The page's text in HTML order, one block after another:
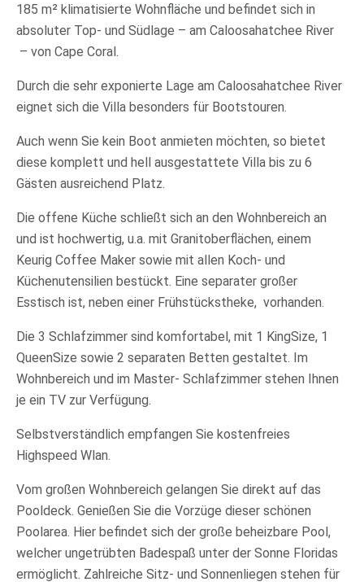
185 m² klimatisierte Wohnfläche und befindet sich in
absoluter Top- und Südlage – am Caloosahatchee River
– von Cape Coral.
Durch die sehr exponierte Lage am Caloosahatchee River
eignet sich die Villa besonders für Bootstouren.
Auch wenn Sie kein Boot anmieten möchten, so bietet
diese komplett und hell ausgestattete Villa bis zu 6
Gästen ausreichend Platz.
Die offene Küche schließt sich an den Wohnbereich an
und ist hochwertig, u.a. mit Granitoberflächen, einem
Keurig Coffee Maker sowie mit allen Koch- und
Küchenutensilien bestückt. Eine separater großer
Esstisch ist, neben einer Frühstückstheke, vorhanden.
Die 3 Schlafzimmer sind komfortabel, mit 1 KingSize, 1
QueenSize sowie 2 separaten Betten gestaltet. Im
Wohnbereich und im Master- Schlafzimmer stehen Ihnen
je ein TV zur Verfügung.
Selbstverständlich empfangen Sie kostenfreies
Highspeed Wlan.
Vom großen Wohnbereich gelangen Sie direkt auf das
Pooldeck. Genießen Sie die Vorzüge dieser schönen
Poolarea. Hier befindet sich der große beheizbare Pool,
welcher ungetrübten Badespaß unter der Sonne Floridas
ermöglicht. Zahlreiche Sitz- und Sonnenliegen stehen für